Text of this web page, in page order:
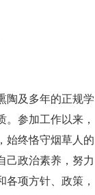
陶及多年的正规学
参加工作以来，
始终恪守烟草人的
己政治素养，努力
项方针、政策，